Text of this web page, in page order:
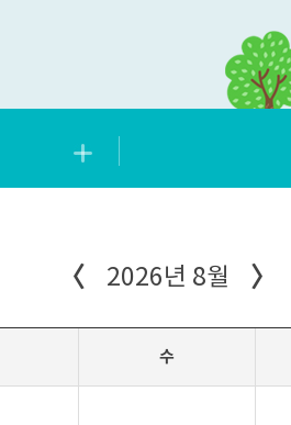
〈 2026년 8월 〉
수